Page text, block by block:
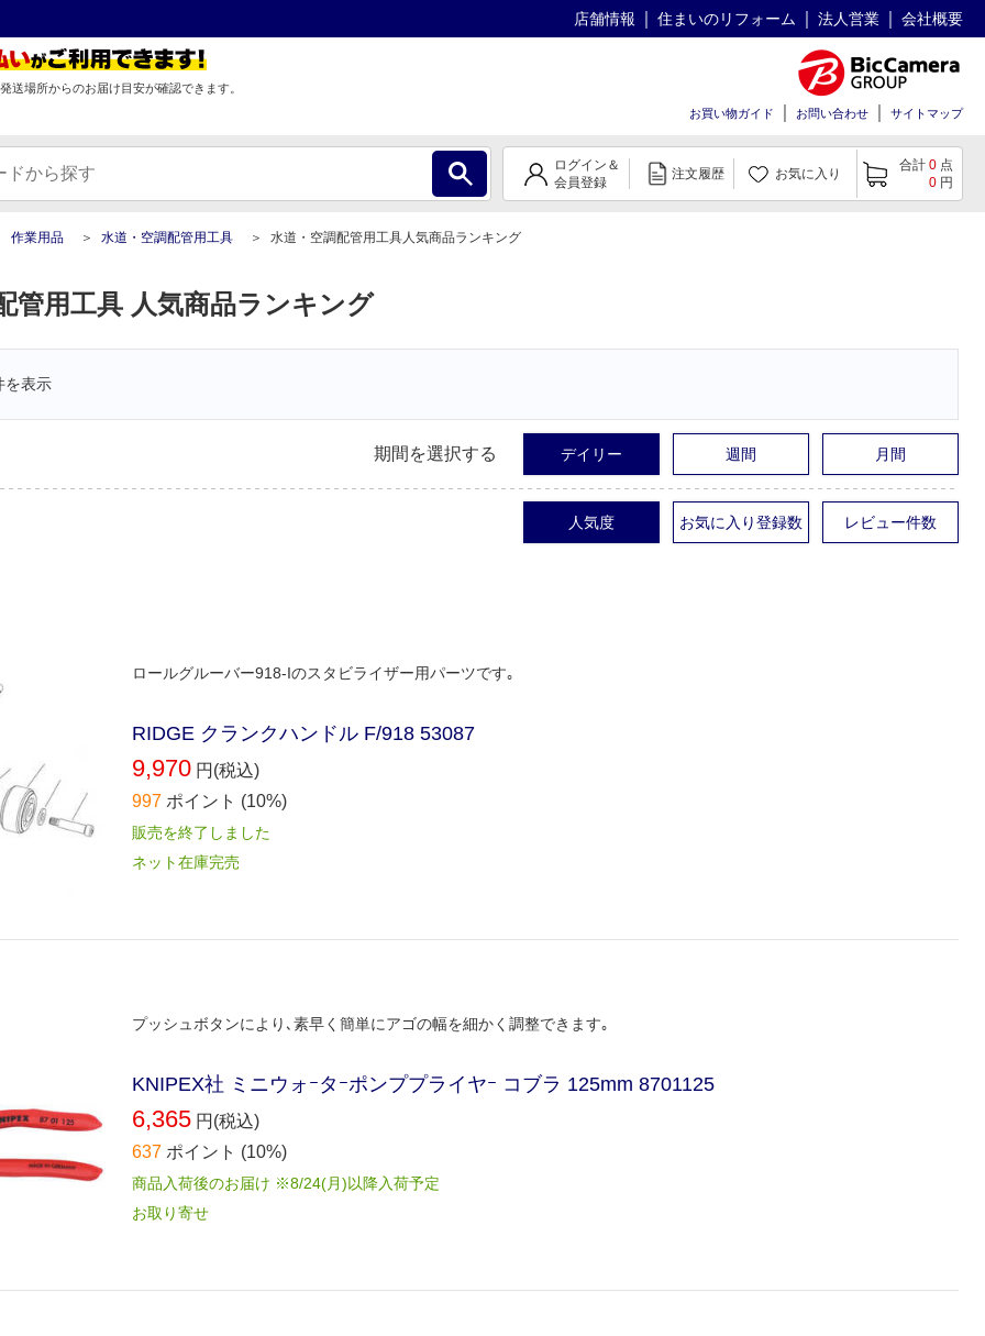
店舗情報 住まいのリフォーム 法人営業 会社概要
送場所からのお届け目安が確認できます。
お買い物ガイド
お問い合わせ サイトマップ
ログイン＆
会員登録
注文履歴 お気に入り
合計 0 点
0 円
作業用品 水道・空調配管用工具 水道・空調配管用工具人気商品ランキング
管用工具 人気商品ランキング
表示
期間を選択する デイリー 週間 月間
人気度 お気に入り登録数 レビュー件数
ロールグルーバー918-Iのスタビライザー用パーツです｡
RIDGE クランクハンドル F/918 53087
9,970 円(税込)
997 ポイント (10%)
販売を終了しました
ネット在庫完売
プッシュボタンにより､素早く簡単にアゴの幅を細かく調整できます｡
KNIPEX社 ミニウォｰタｰポンププライヤｰ コブラ 125mm 8701125
6,365 円(税込)
637 ポイント (10%)
商品入荷後のお届け ※8/24(月)以降入荷予定
お取り寄せ